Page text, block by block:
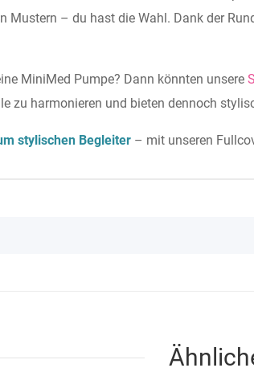
– du hast die Wahl. Dank der
MiniMed Pumpe? Dann könnten unsere
zu harmonieren und bieten dennoch
stylischen Begleiter – mit unseren